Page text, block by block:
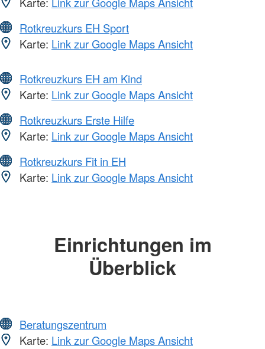
Rotkreuzkurs EH Sport
Karte: Link zur Google Maps Ansicht
Rotkreuzkurs EH am Kind
Karte: Link zur Google Maps Ansicht
Rotkreuzkurs Erste Hilfe
Karte: Link zur Google Maps Ansicht
Rotkreuzkurs Fit in EH
Karte: Link zur Google Maps Ansicht
Einrichtungen im
Überblick
Beratungszentrum
Karte: Link zur Google Maps Ansicht